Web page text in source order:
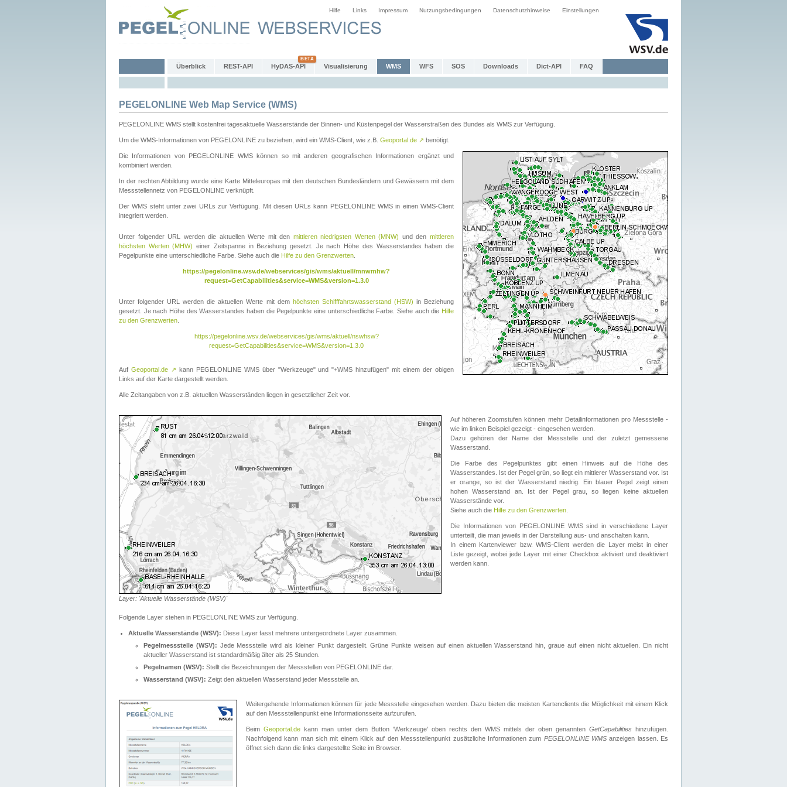
Hilfe Links Impressum Nutzungsbedingungen Datenschutzhinweise Einstellungen
Überblick REST-API HyDAS-API Visualisierung WMS WFS SOS Downloads Dict-API FAQ
PEGELONLINE Web Map Service (WMS)
PEGELONLINE WMS stellt kostenfrei tagesaktuelle Wasserstände der Binnen- und Küstenpegel der Wasserstraßen des Bundes als WMS zur Verfügung.
Um die WMS-Informationen von PEGELONLINE zu beziehen, wird ein WMS-Client, wie z.B. Geoportal.de ↗ benötigt.
Die Informationen von PEGELONLINE WMS können so mit anderen geografischen Informationen ergänzt und
kombiniert werden.
In der rechten Abbildung wurde eine Karte Mitteleuropas mit den deutschen Bundesländern und Gewässern mit dem
Messstellennetz von PEGELONLINE verknüpft.
Der WMS steht unter zwei URLs zur Verfügung. Mit diesen URLs kann PEGELONLINE WMS in einen WMS-Client
integriert werden.
Unter folgender URL werden die aktuellen Werte mit den mittleren niedrigsten Werten (MNW) und denmittleren
höchsten Werten (MHW) einer Zeitspanne in Beziehung gesetzt. Je nach Höhe des Wasserstandes haben die
Pegelpunkte eine unterschiedliche Farbe. Siehe auch die Hilfe zu den Grenzwerten
https://pegelonline.wsv.de/webservices/gis/wms/aktuell/mnwmhw?
request=GetCapabilities&service=WMS&version=1.3.0
Unter folgender URL werden die aktuellen Werte mit dem höchsten Schifffahrtswasserstand (HSW) in Beziehung
gesetzt. Je nach Höhe des Wasserstandes haben die Pegelpunkte eine unterschiedliche Farbe. Siehe auch die Hilfe
zu den Grenzwerten
https://pegelonline.wsv.de/webservices/gis/wms/aktuell/nswhsw?
request=GetCapabilities&service=WMS&version=1.3.0
Auf Geoportal.de ↗ kann PEGELONLINE WMS über "Werkzeuge" und "+WMS hinzufügen" mit einem der obigen
Links auf der Karte dargestellt werden.
Alle Zeitangaben von z.B. aktuellen Wasserständen liegen in gesetzlicher Zeit vor.
Layer: 'Aktuelle Wasserstände (WSV)'
Auf höheren Zoomstufen können mehr Detailinformationen pro Messstelle -
wie im linken Beispiel gezeigt - eingesehen werden.
Dazu gehören der Name der Messstelle und der zuletzt gemessene
Wasserstand.
Die Farbe des Pegelpunktes gibt einen Hinweis auf die Höhe des
Wasserstandes. Ist der Pegel grün, so liegt ein mittlerer Wasserstand vor. Ist
er orange, so ist der Wasserstand niedrig. Ein blauer Pegel zeigt einen
hohen Wasserstand an. Ist der Pegel grau, so liegen keine aktuellen
Wasserstände vor.
Siehe auch die Hilfe zu den Grenzwerten
Die Informationen von PEGELONLINE WMS sind in verschiedene Layer
unterteilt, die man jeweils in der Darstellung aus- und anschalten kann.
In einem Kartenviewer bzw. WMS-Client werden die Layer meist in einer
Liste gezeigt, wobei jede Layer mit einer Checkbox aktiviert und deaktiviert
werden kann.
Folgende Layer stehen in PEGELONLINE WMS zur Verfügung.
Aktuelle Wasserstände (WSV): Diese Layer fasst mehrere untergeordnete Layer zusammen.
Pegelmessstelle (WSV): Jede Messstelle wird als kleiner Punkt dargestellt. Grüne Punkte weisen auf einen aktuellen Wasserstand hin, graue auf einen nicht aktuellen. Ein nicht
aktueller Wasserstand ist standardmäßig älter als 25 Stunden.
Pegelnamen (WSV): Stellt die Bezeichnungen der Messstellen von PEGELONLINE dar.
Wasserstand (WSV): Zeigt den aktuellen Wasserstand jeder Messstelle an.
Weitergehende Informationen können für jede Messstelle eingesehen werden. Dazu bieten die meisten Kartenclients die Möglichkeit mit einem Klick
auf den Messstellenpunkt eine Informationsseite aufzurufen.
Beim Geoportal.de kann man unter dem Button 'Werkzeuge' oben rechts den WMS mittels der oben genannten GetCapabilities hinzufügen.
Nachfolgend kann man sich mit einem Klick auf den Messstellenpunkt zusätzliche Informationen zum PEGELONLINE WMSanzeigen lassen. Es
öffnet sich dann die links dargestellte Seite im Browser.